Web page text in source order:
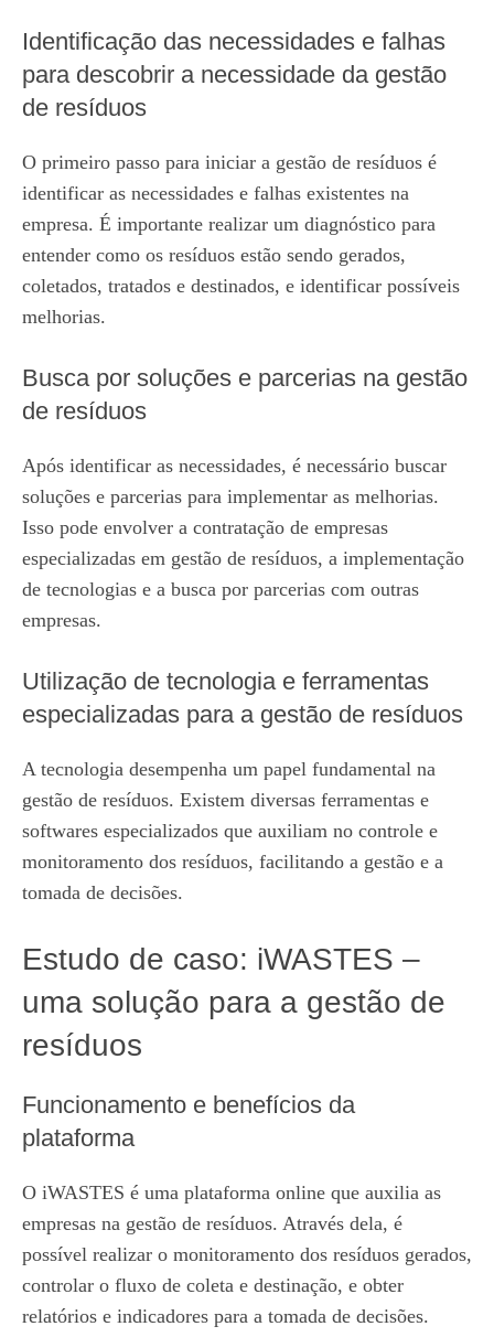
Identificação das necessidades e falhas
para descobrir a necessidade da gestão
de resíduos
O primeiro passo para iniciar a gestão de resíduos é
identificar as necessidades e falhas existentes na
empresa. É importante realizar um diagnóstico para
entender como os resíduos estão sendo gerados,
coletados, tratados e destinados, e identificar possíveis
melhorias.
Busca por soluções e parcerias na gestão
de resíduos
Após identificar as necessidades, é necessário buscar
soluções e parcerias para implementar as melhorias.
Isso pode envolver a contratação de empresas
especializadas em gestão de resíduos, a implementação
de tecnologias e a busca por parcerias com outras
empresas.
Utilização de tecnologia e ferramentas
especializadas para a gestão de resíduos
A tecnologia desempenha um papel fundamental na
gestão de resíduos. Existem diversas ferramentas e
softwares especializados que auxiliam no controle e
monitoramento dos resíduos, facilitando a gestão e a
tomada de decisões.
Estudo de caso: iWASTES –
uma solução para a gestão de
resíduos
Funcionamento e benefícios da
plataforma
O iWASTES é uma plataforma online que auxilia as
empresas na gestão de resíduos. Através dela, é
possível realizar o monitoramento dos resíduos gerados,
controlar o fluxo de coleta e destinação, e obter
relatórios e indicadores para a tomada de decisões.